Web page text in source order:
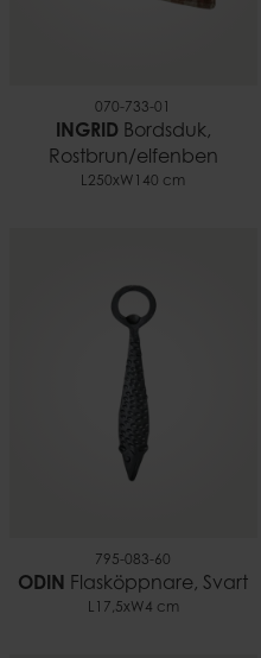
070-733-01
INGRID Bordsduk,
Rostbrun/elfenben
L250xW140 cm
795-083-60
ODIN Flasköppnare, Svart
L17,5xW4 cm